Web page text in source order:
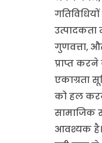
उत्पादकता
गुणवत्ता,
प्राप्त
एकाग्रता
को हल
सामाजिक
आवश्यक है।